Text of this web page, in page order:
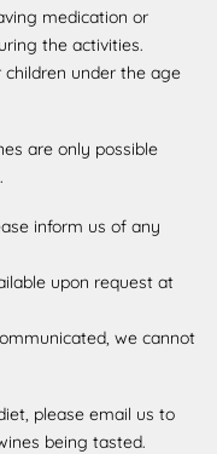
medication or
the activities.
children under the age
are only possible
inform us of any
upon request at
we cannot
please email us to
being tasted.